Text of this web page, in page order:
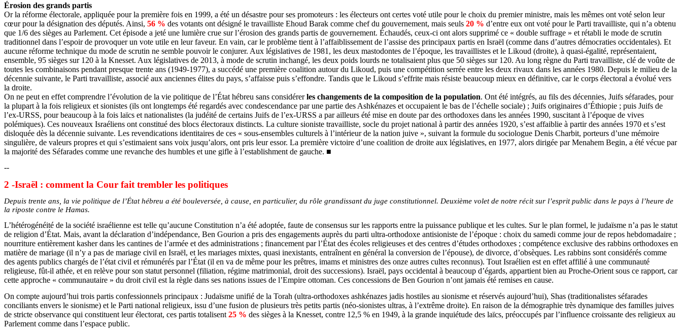
Érosion des grands partis
Or la réforme électorale, appliquée pour la première fois en 1999, a été un désastre pour ses promoteurs : les électeurs ont certes voté utile pour le choix du premier ministre, mais les mêmes ont voté selon leur
cœur pour la désignation des députés. Ainsi, 56 % des votants ont désigné le travailliste Ehoud Barak comme chef du gouvernement, mais seuls 20 % d’entre eux ont voté pour le Parti travailliste, qui n’a obtenu
que 1/6 des sièges au Parlement. Cet épisode a jeté une lumière crue sur l’érosion des grands partis de gouvernement. Échaudés, ceux-ci ont alors supprimé ce « double suffrage » et rétabli le mode de scrutin
traditionnel dans l’espoir de provoquer un vote utile en leur faveur. En vain, car le problème tient à l’affaiblissement de l’assise des principaux partis en Israël (comme dans d’autres démocraties occidentales). Et
aucune réforme technique du mode de scrutin ne semble pouvoir le conjurer. Aux législatives de 1981, les deux mastodontes de l’époque, les travaillistes et le Likoud (droite), à quasi-égalité, représentaient,
ensemble, 95 sièges sur 120 à la Knesset. Aux législatives de 2013, à mode de scrutin inchangé, les deux poids lourds ne totalisaient plus que 50 sièges sur 120. Au long règne du Parti travailliste, clé de voûte de
toutes les combinaisons pendant presque trente ans (1949-1977), a succédé une première coalition autour du Likoud, puis une compétition serrée entre les deux rivaux dans les années 1980. Depuis le milieu de la
décennie suivante, le Parti travailliste, associé aux anciennes élites du pays, s’affaisse puis s’effondre. Tandis que le Likoud s’effrite mais résiste beaucoup mieux en définitive, car le corps électoral a évolué vers
la droite.
On ne peut en effet comprendre l’évolution de la vie politique de l’État hébreu sans considérerles changements de la composition de la population. Ont été intégrés, au fils des décennies, Juifs séfarades, pour
la plupart à la fois religieux et sionistes (ils ont longtemps été regardés avec condescendance par une partie des Ashkénazes et occupaient le bas de l’échelle sociale) ; Juifs originaires d’Éthiopie ; puis Juifs de
l’ex-URSS, pour beaucoup à la fois laïcs et nationalistes (la judéité de certains Juifs de l’ex-URSS a par ailleurs été mise en doute par des orthodoxes dans les années 1990, suscitant à l’époque de vives
polémiques). Ces nouveaux Israéliens ont constitué des blocs électoraux distincts. La culture sioniste travailliste, socle du projet national à partir des années 1920, s’est affaiblie à partir des années 1970 et s’est
disloquée dès la décennie suivante. Les revendications identitaires de ces « sous-ensembles culturels à l’intérieur de la nation juive », suivant la formule du sociologue Denis Charbit, porteurs d’une mémoire
singulière, de valeurs propres et qui s’estimaient sans voix jusqu’alors, ont pris leur essor. La première victoire d’une coalition de droite aux législatives, en 1977, alors dirigée par Menahem Begin, a été vécue par
la majorité des Séfarades comme une revanche des humbles et une gifle à l’establishment de gauche. ■
--
2 -Israël : comment la Cour fait trembler les politiques
Depuis trente ans, la vie politique de l’État hébreu a été bouleversée, à cause, en particulier, du rôle grandissant du juge constitutionnel. Deuxième volet de notre récit sur l’esprit public dans le pays à l’heure de
la riposte contre le Hamas.
L’hétérogénéité de la société israélienne est telle qu’aucune Constitution n’a été adoptée, faute de consensus sur les rapports entre la puissance publique et les cultes. Sur le plan formel, le judaïsme n’a pas le statut
de religion d’État. Mais, avant la déclaration d’indépendance, Ben Gourion a pris des engagements auprès du parti ultra-orthodoxe antisioniste de l’époque : choix du samedi comme jour de repos hebdomadaire ;
nourriture entièrement kasher dans les cantines de l’armée et des administrations ; financement par l’État des écoles religieuses et des centres d’études orthodoxes ; compétence exclusive des rabbins orthodoxes en
matière de mariage (il n’y a pas de mariage civil en Israël, et les mariages mixtes, quasi inexistants, entraînent en général la conversion de l’épouse), de divorce, d’obsèques. Les rabbins sont considérés comme
des agents publics chargés de l’état civil et rémunérés par l’État (il en va de même pour les prêtres, imams et ministres des onze autres cultes reconnus). Tout Israélien est en effet affilié à une communauté
religieuse, fût-il athée, et en relève pour son statut personnel (filiation, régime matrimonial, droit des successions). Israël, pays occidental à beaucoup d’égards, appartient bien au Proche-Orient sous ce rapport, car
cette approche « communautaire » du droit civil est la règle dans ses nations issues de l’Empire ottoman. Ces concessions de Ben Gourion n’ont jamais été remises en cause.
On compte aujourd’hui trois partis confessionnels principaux : Judaïsme unifié de la Torah (ultra-orthodoxes ashkénazes jadis hostiles au sionisme et réservés aujourd’hui), Shas (traditionalistes séfarades
conciliants envers le sionisme) et le Parti national religieux, issu d’une fusion de plusieurs très petits partis (néo-sionistes ultras, à l’extrême droite). En raison de la démographie très dynamique des familles juives
de stricte observance qui constituent leur électorat, ces partis totalisent 25 % des sièges à la Knesset, contre 12,5 % en 1949, à la grande inquiétude des laïcs, préoccupés par l’influence croissante des religieux au
Parlement comme dans l’espace public.